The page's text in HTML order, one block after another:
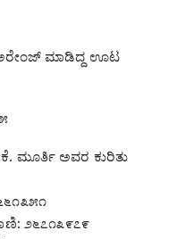
ಅರೇಂಜ್ ಮಾಡಿದ್ದ ಊಟ
ಮೂರ್ತಿ ಅವರ ಕುರಿತು
೨೬೭೧೩೯೭೯